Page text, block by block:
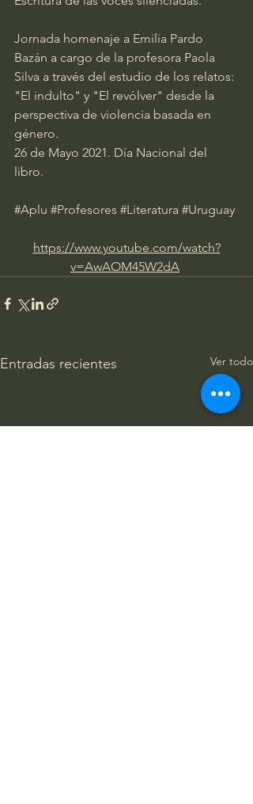
Jornada homenaje a Emilia Pardo
Bazán a cargo de la profesora Paola
Silva a través del estudio de los relatos:
"El indulto" y "El revólver" desde la
perspectiva de violencia basada en
género.
26 de Mayo 2021. Día Nacional del
libro.
#Aplu #Profesores #Literatura #Uruguay
https://www.youtube.com/watch?
v=AwAOM45W2dA
Entradas recientes Ver todo